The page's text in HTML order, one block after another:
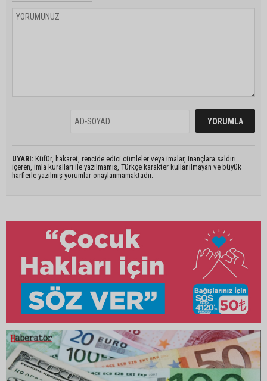
UYARI: Küfür, hakaret, rencide edici cümleler veya imalar, inançlara saldırı
içeren, imla kuralları ile yazılmamış, Türkçe karakter kullanılmayan ve büyük
harflerle yazılmış yorumlar onaylanmamaktadır.